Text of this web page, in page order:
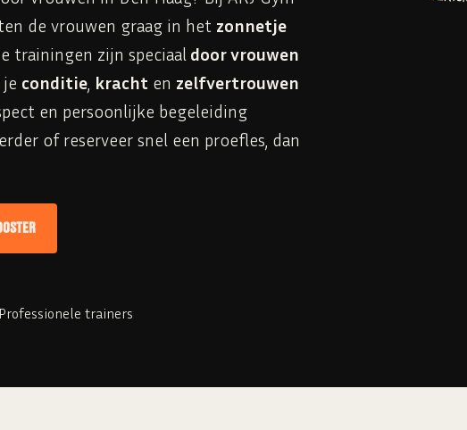
de vrouwen graag in het zonnetje
trainingen zijn speciaal door vrouwen
conditie kracht en zelfvertrouwen
en persoonlijke begeleiding
of reserveer snel een proefles, dan
Professionele trainers